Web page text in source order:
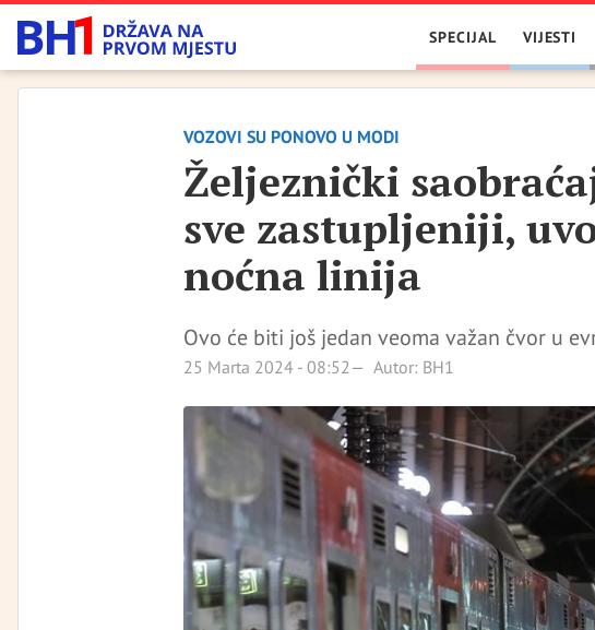
SPECIJAL VIJESTI
VOZOVI SU PONOVO U MODI
Željeznički
sve zastupljeniji,
noćna linija
Ovo će biti još jedan veoma važan čvor u
25 Marta 2024 - 08:52 Autor: BH1